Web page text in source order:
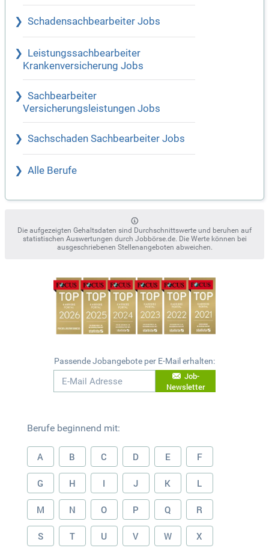
Schadensachbearbeiter Jobs
Leistungssachbearbeiter
Krankenversicherung Jobs
Sachbearbeiter
Versicherungsleistungen Jobs
Sachschaden Sachbearbeiter Jobs
Alle Berufe
Die aufgezeigten Gehaltsdaten sind Durchschnittswerte und beruhen auf
statistischen Auswertungen durch Jobbörse.de. Die Werte können bei
ausgeschriebenen Stellenangeboten abweichen.
Passende Jobangebote per E-Mail erhalten:
Job-
Newsletter
Berufe beginnend mit:
A B C D E F
G H I J K L
M N O P Q R
S T U V W X